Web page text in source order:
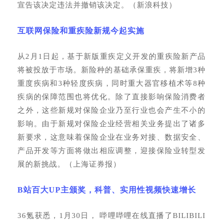
宣告该决定违法并撤销该决定。（新浪科技）
互联网保险和重疾险新规今起实施
从 2月1日起，基于新版重疾定义开发的重疾险新产品
将被投放于市场。新险种的基础承保重疾，将新增3种
重度疾病和3种轻度疾病，同时重大器官移植术等8种
疾病的保障范围也将优化。除了直接影响保险消费者
之外，这些新规对保险企业乃至行业也会产生不小的
影响。由于新规对保险企业经营相关业务提出了诸多
新要求，这意味着保险企业在业务对接、数据安全、
产品开发等方面将做出相应调整，迎接保险业转型发
展的新挑战。（上海证券报）
B站百大UP主颁奖，科普、实用性视频快速增长
36氪获悉，1月30日， 哔哩哔哩在线直播了BILIBILI